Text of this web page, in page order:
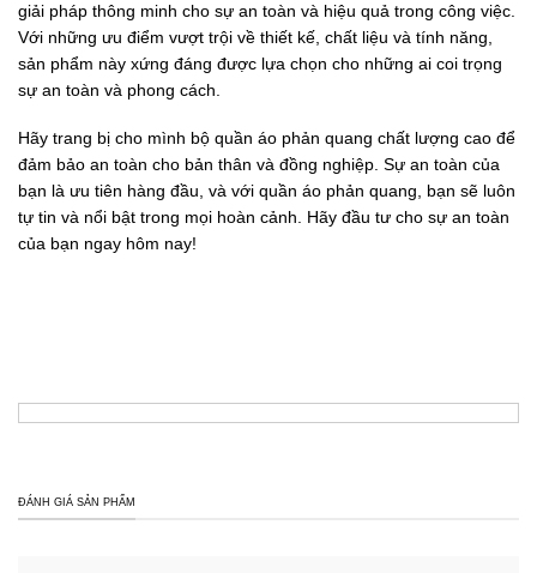
giải pháp thông minh cho sự an toàn và hiệu quả trong công việc.
Với những ưu điểm vượt trội về thiết kế, chất liệu và tính năng,
sản phẩm này xứng đáng được lựa chọn cho những ai coi trọng
sự an toàn và phong cách.
Hãy trang bị cho mình bộ quần áo phản quang chất lượng cao để
đảm bảo an toàn cho bản thân và đồng nghiệp. Sự an toàn của
bạn là ưu tiên hàng đầu, và với quần áo phản quang, bạn sẽ luôn
tự tin và nổi bật trong mọi hoàn cảnh. Hãy đầu tư cho sự an toàn
của bạn ngay hôm nay!
ĐÁNH GIÁ SẢN PHẨM